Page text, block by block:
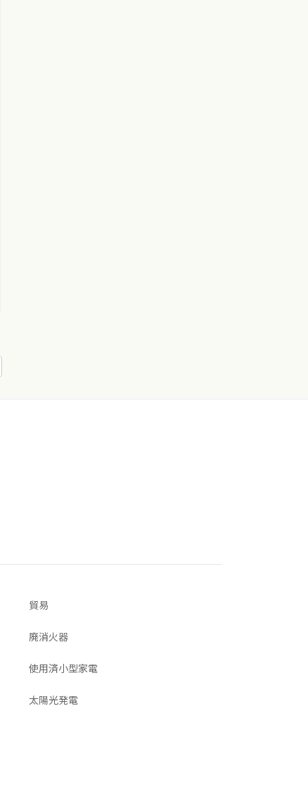
貿易
廃消火器
使用済小型家電
太陽光発電